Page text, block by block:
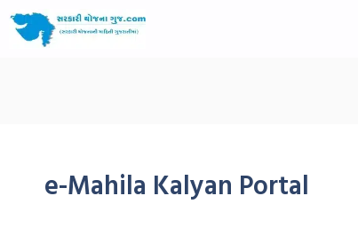
e-Mahila Kalyan Portal